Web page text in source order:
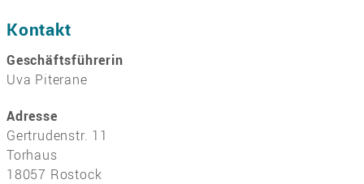
Kontakt
Geschäftsführerin
Uva Piterane
Adresse
Gertrudenstr. 11
Torhaus
18057 Rostock